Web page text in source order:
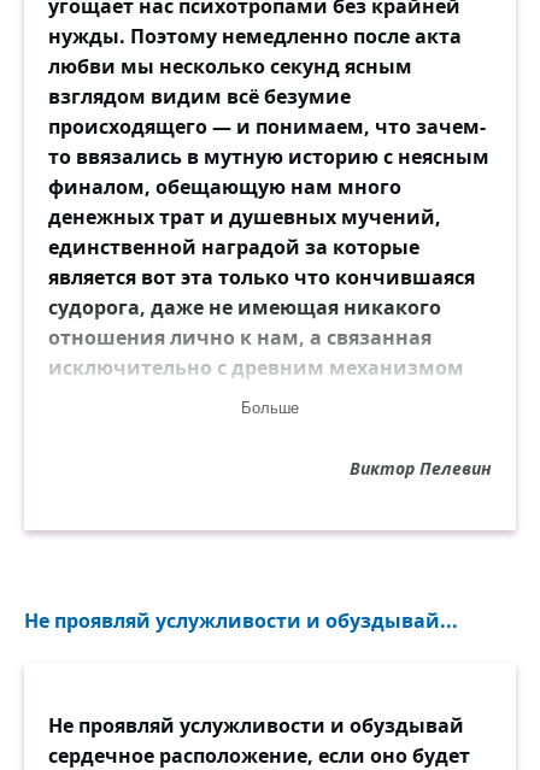
угощает нас психотропами без крайней
нужды. Поэтому немедленно после акта
любви мы несколько секунд ясным
взглядом видим всё безумие
происходящего — и понимаем, что зачем-
то ввязались в мутную историю с неясным
финалом, обещающую нам много
денежных трат и душевных мучений,
единственной наградой за которые
является вот эта только что кончившаяся
судорога, даже не имеющая никакого
отношения лично к нам, а связанная
исключительно с древним механизмом
воспроизводства белковых тел...
Больше
Виктор Пелевин
Не проявляй услужливости и обуздывай...
Не проявляй услужливости и обуздывай
сердечное расположение, если оно будет